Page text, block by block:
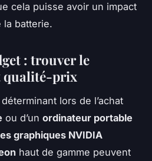
cela puisse avoir un impact
la batterie.
: trouver le
qualité-prix
lors de l’achat
ou d’un ordinateur portable
graphiques NVIDIA
haut de gamme peuvent